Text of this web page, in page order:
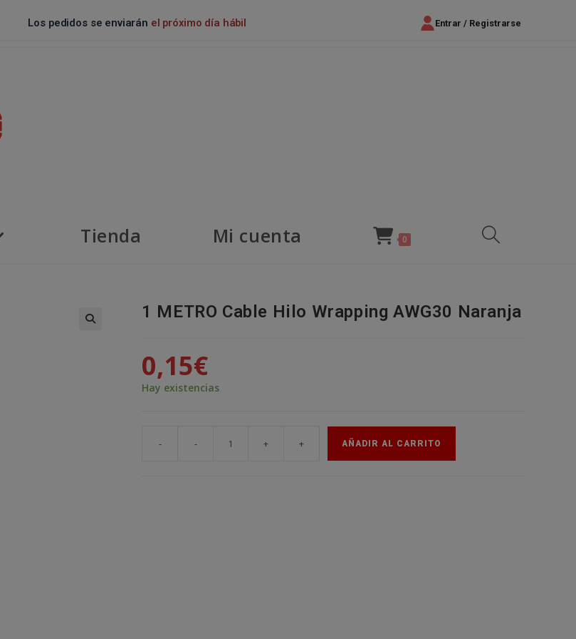
Los pedidos se enviarán el próximo día hábil Entrar / Registrarse
Tienda Mi cuenta 0 Alternar
1 METRO Cable Hilo Wrapping AWG30 Naranja
0,15€
Hay existencias
- - + + AÑADIR AL CARRITO